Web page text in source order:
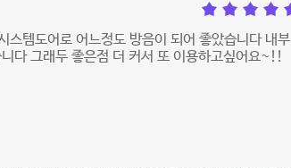
템도어로 어느정도 방음이 되어 좋았습니다 내부
다 그래두 좋은점 더 커서 또 이용하고싶어요~!!